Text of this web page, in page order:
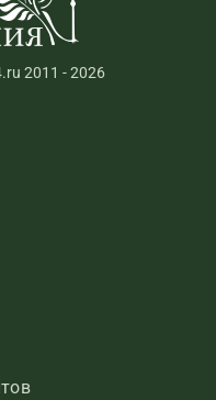
2011 - 2026